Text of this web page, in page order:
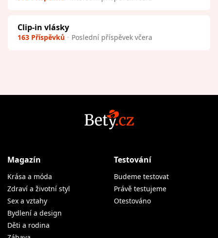
Clip-in vlásky
163 Příspěvků Poslední příspěvek včera
Magazín
Krása a móda
Zdraví a životní styl
Sex a vztahy
Bydlení a design
Děti a rodina
Testování
Budeme testovat
Právě testujeme
Otestováno